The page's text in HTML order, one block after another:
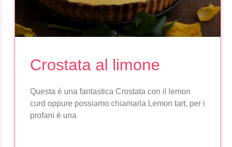
Crostata al limone
Questa è una fantastica Crostata con il lemon
curd oppure possiamo chiamarla Lemon tart, per i
profani è una